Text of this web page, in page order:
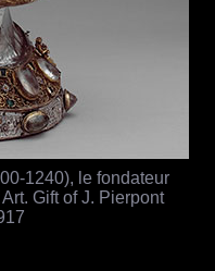
1240), le fondateur
Gift of J. Pierpont